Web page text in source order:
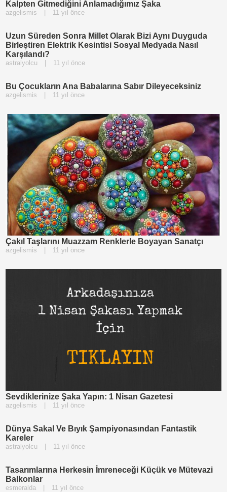
Kalpten Gitmediğini Anlamadığımız Şaka
azgelismis 11 yıl önce
Uzun Süreden Sonra Millet Olarak Bizi Aynı Duyguda
Birleştiren Elektrik Kesintisi Sosyal Medyada Nasıl
Karşılandı?
astralyolcu 11 yıl önce
Bu Çocukların Ana Babalarına Sabır Dileyeceksiniz
azgelismis 11 yıl önce
Çakıl Taşlarını Muazzam Renklerle Boyayan Sanatçı
azgelismis 11 yıl önce
Sevdiklerinize Şaka Yapın: 1 Nisan Gazetesi
azgelismis 11 yıl önce
Dünya Sakal Ve Bıyık Şampiyonasından Fantastik
Kareler
astralyolcu 11 yıl önce
Tasarımlarına Herkesin İmreneceği Küçük ve Mütevazi
Balkonlar
esmeralda 11 yıl önce